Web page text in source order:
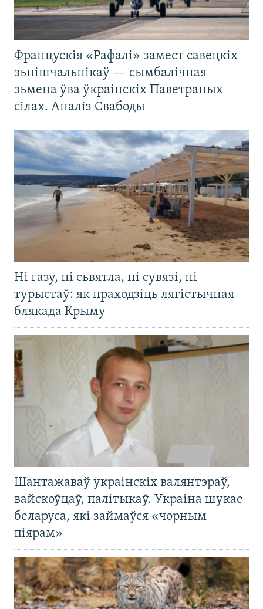
Францускія «Рафалі» замест савецкіх
зьнішчальнікаў — сымбалічная
зьмена ўва ўкраінскіх Паветраных
сілах. Аналіз Свабоды
Ні газу, ні сьвятла, ні сувязі, ні
турыстаў: як праходзіць лягістычная
блякада Крыму
Шантажаваў украінскіх валянтэраў,
вайскоўцаў, палітыкаў. Украіна шукае
беларуса, які займаўся «чорным
піярам»